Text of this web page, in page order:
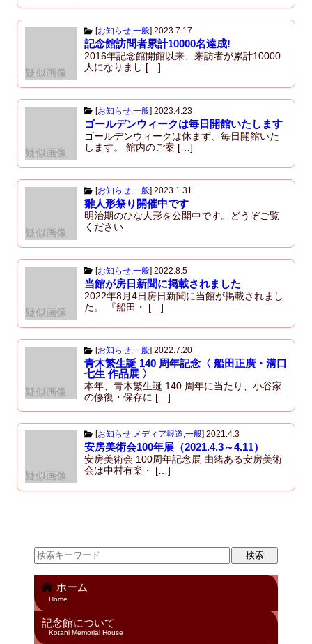
疑似画像
[お知らせ,一般] 2023.7.17
記念館訪問者累計10000名達成!
2016年記念館開館以来、来訪者が累計10000
人になりまし […]
疑似画像
[お知らせ,一般] 2023.4.23
ゴールデンウィークは毎日開館いたします
ゴールデンウィークは休まず、毎日開館いた
します。 館内のご案 […]
疑似画像
[お知らせ,一般] 2023.1.31
雛人形祭り開催中です
明治期のひな人形を公開中です。どうぞご覧
ください
疑似画像
[お知らせ ,一般] 2022.8.5
当館が房日新聞に掲載されました
2022年8月4日房日新聞に当館が掲載されまし
た。 『船田・ […]
疑似画像
[お知らせ,一般] 2022.7.20
青木繁生誕 140 周年記念〈 船田正廣・溝口
七生 作品展 〉
本年、青木繁生誕 140 周年に当たり、小谷家
の修復・保存に […]
疑似画像
[お知らせ,メディア報道,一般] 2021.4.3
安房美術会100年展（2021.4.3～4.11）
安房美術会 100周年記念展 由緒ある安房美術
会は中村有楽・ […]
ホーム
Home
記念館について
Kotani Memorial House